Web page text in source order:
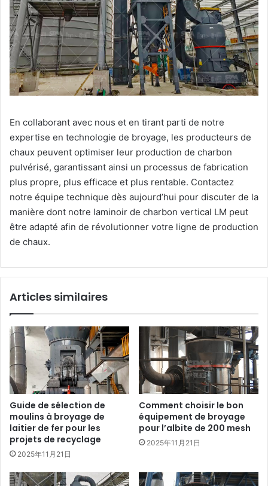
En collaborant avec nous et en tirant parti de notre
expertise en technologie de broyage, les producteurs de
chaux peuvent optimiser leur production de charbon
pulvérisé, garantissant ainsi un processus de fabrication
plus propre, plus efficace et plus rentable. Contactez
notre équipe technique dès aujourd’hui pour discuter de la
manière dont notre laminoir de charbon vertical LM peut
être adapté afin de révolutionner votre ligne de production
de chaux.
Articles similaires
Guide de sélection de
moulins à broyage de
laitier de fer pour les
projets de recyclage
2025年11月21日
Comment choisir le bon
équipement de broyage
pour l’albite de 200 mesh
2025年11月21日